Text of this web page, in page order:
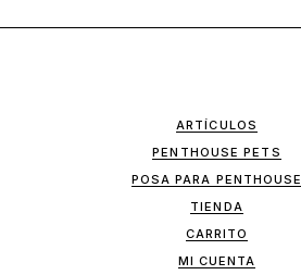
ARTÍCULOS
PENTHOUSE PETS
POSA PARA PENTHOUSE
TIENDA
CARRITO
MI CUENTA